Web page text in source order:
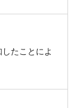
たことによ